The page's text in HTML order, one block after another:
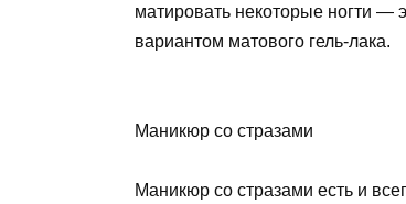
матировать некоторые ногти —
вариантом матового гель-лака.
Маникюр со стразами
Маникюр со стразами есть и